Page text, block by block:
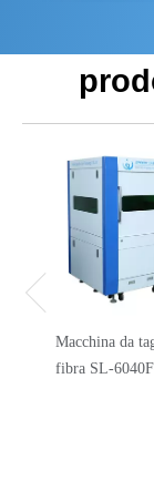
Macchina da
fibra SL-